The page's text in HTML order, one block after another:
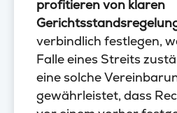
profitieren von klaren
verbindlich festlegen,
Falle eines Streits
eine solche
gewährleistet, dass